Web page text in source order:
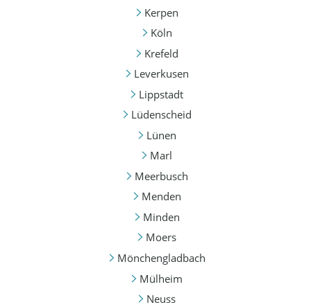
Kerpen
Köln
Krefeld
Leverkusen
Lippstadt
Lüdenscheid
Lünen
Marl
Meerbusch
Menden
Minden
Moers
Mönchengladbach
Mülheim
Neuss